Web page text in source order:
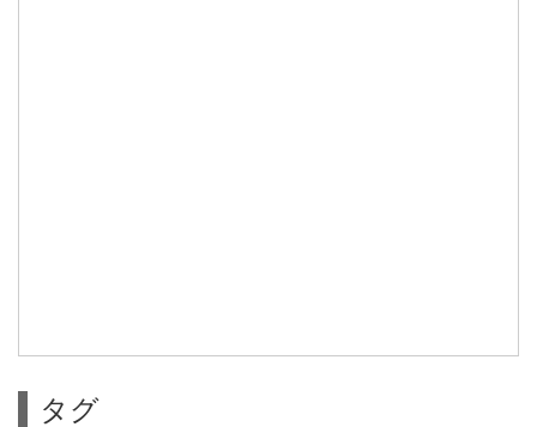
タグ